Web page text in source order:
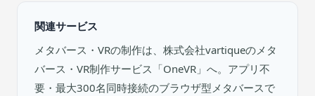
関連サービス
メタバース・VRの制作は、株式会社vartiqueのメタ
バース・VR制作サービス「OneVR」へ。アプリ不
要・最大300名同時接続のブラウザ型メタバースで